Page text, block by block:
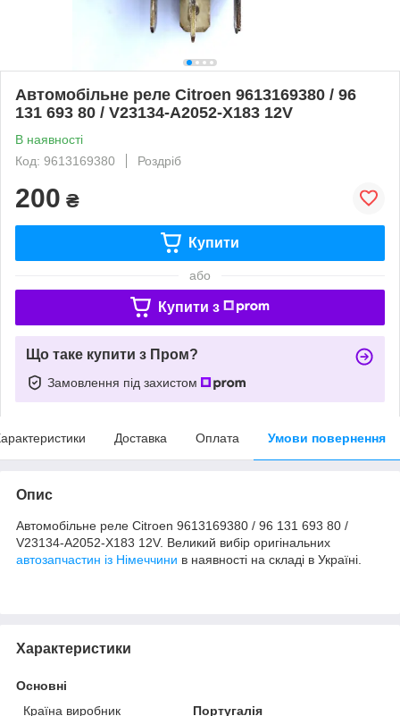
Автомобільне реле Citroen 9613169380 / 96
131 693 80 / V23134-A2052-X183 12V
В наявності
Код: 9613169380
Роздріб
200 ₴
Купити
або
Купити з
Що таке купити з Пром?
Замовлення під захистом
Доставка Оплата Умови повернення
Опис
Автомобільне реле Citroen 9613169380 / 96 131 693 80 /
V23134-A2052-X183 12V. Великий вибір оригінальних
автозапчастин із Німеччини в наявності на складі в Україні.
Характеристики
Основні
Країна виробник
Португалія